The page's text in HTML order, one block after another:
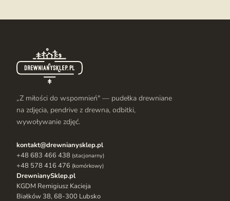
„Z miłości do wspomnień" — pudełka drewniane
na zdjęcia, pendrive z drewna, odbitki,
wywoływanie zdjęć.
kontakt@drewnianysklep.pl
+48 683 466 438 (stacjonarny)
+48 578 416 476 (komórkowy)
DrewnianySklep.pl
KGDM Remigiusz Kacieja
Białków 38, 68-300 Lubsko